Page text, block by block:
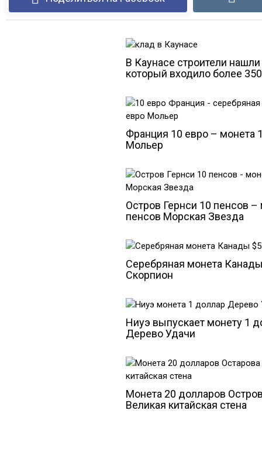
В Каунасе строители нашли
который входило более
Франция 10 евро – монета
Мольер
Остров Гернси 10 пенсов –
пенсов Морская Звезда
Серебряная монета
Скорпион
Ниуэ выпускает монету 1
Дерево Удачи
Монета 20 долларов
Великая китайская стена